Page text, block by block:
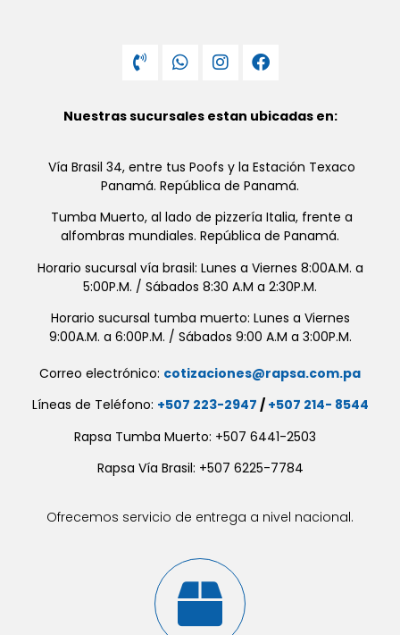
Nuestras sucursales estan ubicadas en:
Vía Brasil 34, entre tus Poofs y la Estación Texaco
Panamá. República de Panamá.
Tumba Muerto, al lado de pizzería Italia, frente a
alfombras mundiales. República de Panamá.
Horario sucursal vía brasil: Lunes a Viernes 8:00A.M. a
5:00P.M. / Sábados 8:30 A.M a 2:30P.M.
Horario sucursal tumba muerto: Lunes a Viernes
9:00A.M. a 6:00P.M. / Sábados 9:00 A.M a 3:00P.M.
Correo electrónico: cotizaciones@rapsa.com.pa
Líneas de Teléfono: +507 223-2947 / +507 214- 8544
Rapsa Tumba Muerto: +507 6441-2503
Rapsa Vía Brasil: +507 6225-7784
Ofrecemos servicio de entrega a nivel nacional.